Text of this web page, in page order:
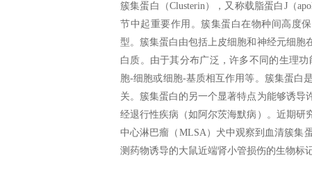
簇集蛋白（Clusterin），又称载脂蛋白J（
节中起重要作用。簇集蛋白在物种间高度
型。簇集蛋白由包括上皮细胞和神经元细胞
白质。由于其分布广泛，许多不同的生理
胞-细胞或细胞-基质相互作用等。簇集蛋白
关。簇集蛋白的另一个显著特点为能够诱导
经退行性疾病（如阿尔茨海默病）。近期研
中心淋巴瘤（MLSA）犬中观察到血清簇集
测药物诱导的大鼠近端肾小管损伤的生物标